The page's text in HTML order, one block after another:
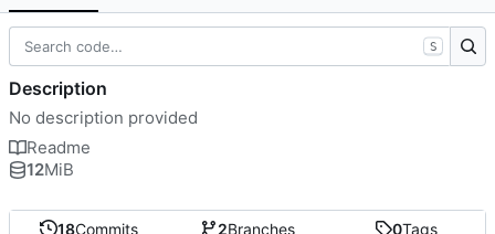
18Commits 2Branches 0Tags
S
Description
No description provided
Readme
12MiB